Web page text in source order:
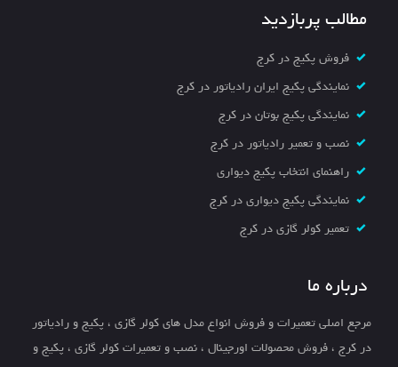
مطالب پربازدید
فروش پکیج در کرج
نمایندگی پکیج ایران رادیاتور در کرج
نمایندگی پکیج بوتان در کرج
نصب و تعمیر رادیاتور در کرج
راهنمای انتخاب پکیج دیواری
نمایندگی پکیج دیواری در کرج
تعمیر کولر گازی در کرج
درباره ما
مرجع اصلی تعمیرات و فروش انواع مدل های کولر گازی ، پکیج و رادیاتور
در کرج ، فروش محصولات اورجینال ، نصب و تعمیرات کولر گازی ، پکیج و